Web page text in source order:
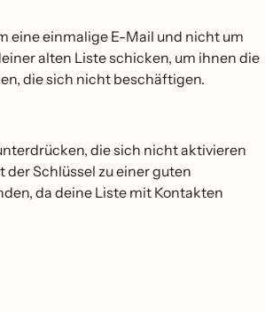
eine einmalige E-Mail und nicht um
alten Liste schicken, um ihnen die
die sich nicht beschäftigen.
die sich nicht aktivieren
Schlüssel zu einer guten
da deine Liste mit Kontakten